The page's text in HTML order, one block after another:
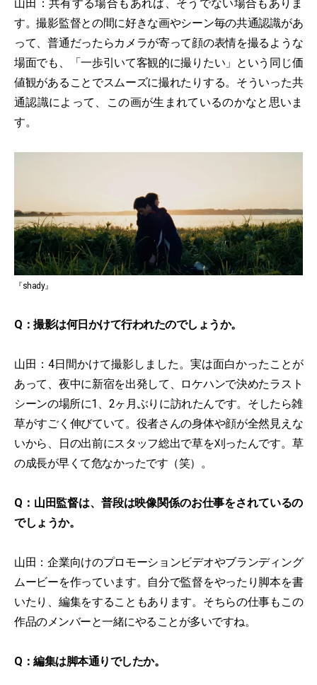
山田：共有する場合もあれば、そうでない場合もありま
す。撮影監督との間に好きな画やシーン毎の共通認識があ
って、普通だったらカメラが寄って顔の表情を撮るような
場面でも、「一歩引いて客観的に撮りたい」という同じ価
値観があることでスムーズに撮れたりする。そういった共
通認識によって、この画が生まれているのかなと思いま
す。
『shady』
Q：撮影は何日かけて行われたのでしょうか。
山田：4日間かけて撮影しました。実は面白かったことが
あって、夜中に新宿を出発して、ロケハンで決めたラスト
シーンの場所に1、2ヶ月ぶりに訪れたんです。そしたら雑
草がすごく伸びていて。役者さんの身体や顔が全然見えな
いから、日の出前にスタッフ総出で草を刈ったんです。草
の成長が早くて危なかったです（笑）。
Q：山田監督は、普段は映像関係のお仕事をされているの
でしょうか。
山田：企業向けのプロモーションビデオやブランディング
ムービーを作っています。自分で監督をやったり脚本を書
いたり、編集をすることもあります。そちらの仕事もこの
作品のメンバーと一緒にやることが多いですね。
Q：編集は脚本通りでしたか。